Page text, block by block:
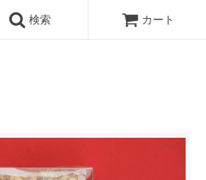
検索 カート